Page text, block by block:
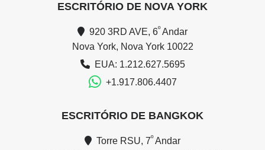
ESCRITÓRIO DE NOVA YORK
920 3RD AVE, 6º Andar
Nova York, Nova York 10022
EUA: 1.212.627.5695
+1.917.806.4407
ESCRITÓRIO DE BANGKOK
Torre RSU, 7º Andar